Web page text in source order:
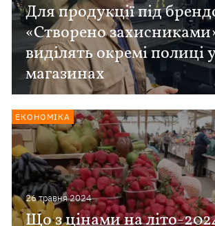
Для продукції під
«Створено
виділять окремі полиці
магазинах
26 травня 2024
Що з цінами на літо-
ЕКОНОМІКА